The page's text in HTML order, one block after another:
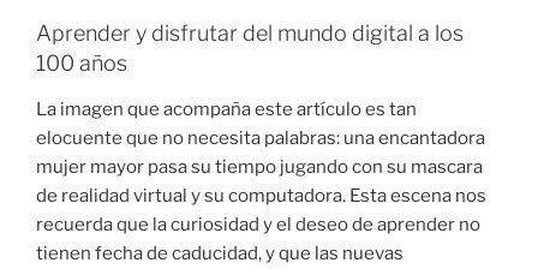
Aprender y disfrutar del mundo digital a los
100 años
La imagen que acompaña este artículo es tan
elocuente que no necesita palabras: una encantadora
mujer mayor pasa su tiempo jugando con su mascara
de realidad virtual y su computadora. Esta escena nos
recuerda que la curiosidad y el deseo de aprender no
tienen fecha de caducidad, y que las nuevas